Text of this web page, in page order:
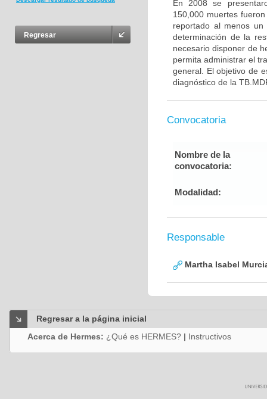
Regresar
En 2008 se
150,000 muertes
reportado al menos un
determinación de la
necesario disponer de
permita administrar el
general. El objetivo de
diagnóstico de la
Convocatoria
Nombre de la
convocatoria:
Modalidad:
Responsable
Martha Isabel
Regresar a la página inicial
Acerca de Hermes: ¿Qué es HERMES? | Instructivos